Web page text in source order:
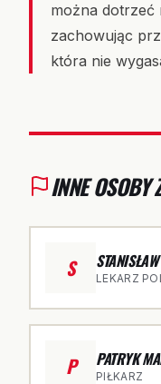
można dotrzeć
zachowując
która nie
INNE OSOBY
S LEKARZ
P PATRYK
PIŁKARZ